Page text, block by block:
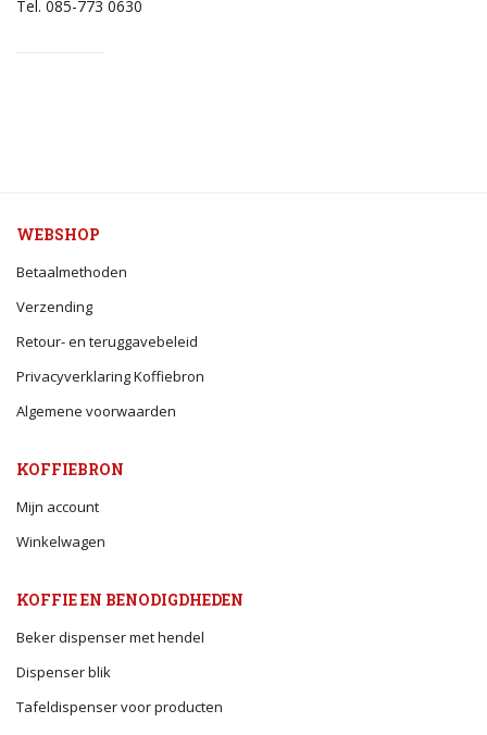
Tel. 085-773 0630
WEBSHOP
Betaalmethoden
Verzending
Retour- en teruggavebeleid
Privacyverklaring Koffiebron
Algemene voorwaarden
KOFFIEBRON
Mijn account
Winkelwagen
KOFFIE EN BENODIGDHEDEN
Beker dispenser met hendel
Dispenser blik
Tafeldispenser voor producten